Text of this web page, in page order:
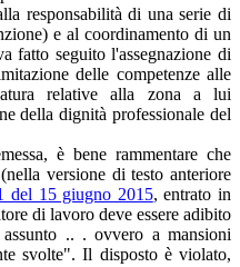
responsabilità di una serie di
e al coordinamento di un
fatto seguito l'assegnazione di
delle competenze alle
relative alla zona a lui
della dignità professionale del
è bene rammentare che
versione di testo anteriore
del 15 giugno 2015, entrato in
di lavoro deve essere adibito
.. . ovvero a mansioni
svolte". Il disposto è violato,